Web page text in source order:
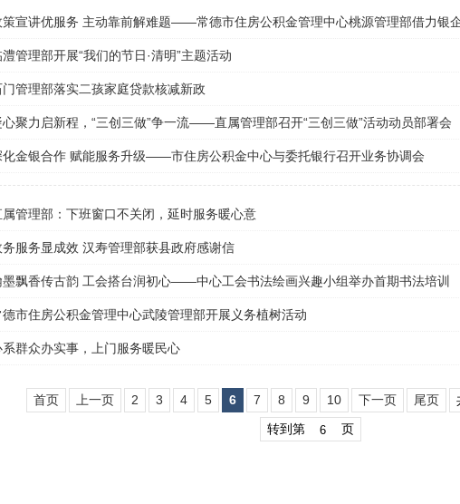
策宣讲优服务 主动靠前解难题——常德市住房公积金管理中心桃源管理部借力银
管理部开展“我们的节日·清明”主题活动
门管理部落实二孩家庭贷款核减新政
心聚力启新程，“三创三做”争一流——直属管理部召开“三创三做”活动动员部署会
化金银合作 赋能服务升级——市住房公积金中心与委托银行召开业务协调会
属管理部：下班窗口不关闭，延时服务暖心意
务服务显成效 汉寿管理部获县政府感谢信
墨飘香传古韵 工会搭台润初心——中心工会书法绘画兴趣小组举办首期书法培训
德市住房公积金管理中心武陵管理部开展义务植树活动
系群众办实事，上门服务暖民心
首页 上一页 2 3 4 5 6 7 8 9 10 下一页 尾页
转到第
页